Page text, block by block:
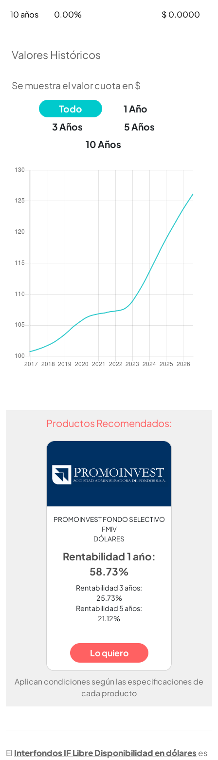
10 años
0.00% $ 0.0000
Valores Históricos
Se muestra el valor cuota en $
Todo
1 Año
3 Años
5 Años
10 Años
Productos Recomendados:
PROMOINVEST FONDO SELECTIVO
FMIV
DÓLARES
Rentabilidad 1 ańo:
58.73%
Rentabilidad 3 años:
25.73%
Rentabilidad 5 años:
21.12%
Lo quiero
Aplican condiciones según las especificaciones de
cada producto
El Interfondos IF Libre Disponibilidad en dólareses